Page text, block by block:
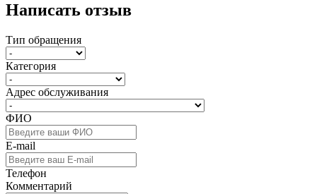
Написать отзыв
Тип обращения
Категория
Адрес обслуживания
ФИО
E-mail
Телефон
Комментарий